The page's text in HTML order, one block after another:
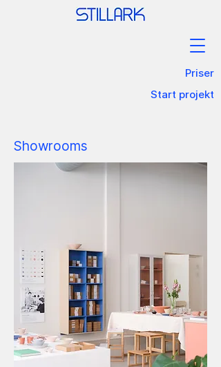
Start projekt
Priser
Showrooms